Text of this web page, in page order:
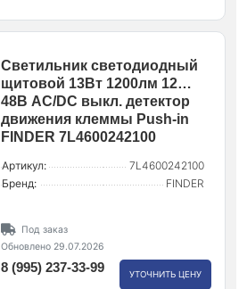
Светильник светодиодный
щитовой 13Вт 1200лм 12…
48В AC/DC выкл. детектор
движения клеммы Push-in
FINDER 7L4600242100
Артикул:
7L4600242100
Бренд:
FINDER
Под заказ
Обновлено 29.07.2026
8 (995) 237-33-99 УТОЧНИТЬ ЦЕНУ